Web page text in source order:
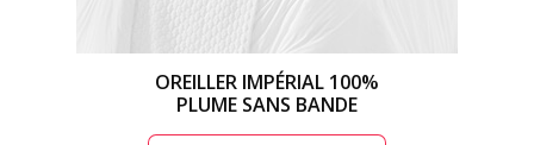
OREILLER IMPÉRIAL 100%
PLUME SANS BANDE